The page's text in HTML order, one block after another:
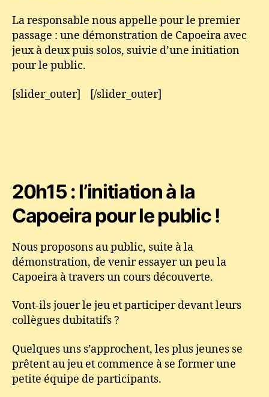
La responsable nous appelle pour le premier
passage : une démonstration de Capoeira avec
jeux à deux puis solos, suivie d’une initiation
pour le public.
[slider_outer] [/slider_outer]
20h15 : l’initiation à la
Capoeira pour le public !
Nous proposons au public, suite à la
démonstration, de venir essayer un peu la
Capoeira à travers un cours découverte.
Vont-ils jouer le jeu et participer devant leurs
collègues dubitatifs ?
Quelques uns s’approchent, les plus jeunes se
prêtent au jeu et commence à se former une
petite équipe de participants.